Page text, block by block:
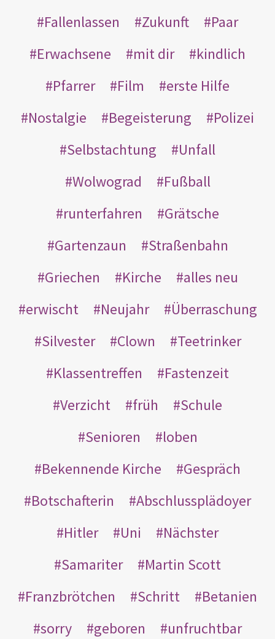
Fallenlassen
Zukunft
Paar
Erwachsene
mit dir
kindlich
Pfarrer
Film
erste Hilfe
Nostalgie
Begeisterung
Polizei
Selbstachtung
Unfall
Wolwograd
Fußball
runterfahren
Grätsche
Gartenzaun
Straßenbahn
Griechen
Kirche
alles neu
erwischt
Neujahr
Überraschung
Silvester
Clown
Teetrinker
Klassentreffen
Fastenzeit
Verzicht
früh
Schule
Senioren
loben
Bekennende Kirche
Gespräch
Botschafterin
Abschlussplädoyer
Hitler
Uni
Nächster
Samariter
Martin Scott
Franzbrötchen
Schritt
Betanien
sorry
geboren
unfruchtbar